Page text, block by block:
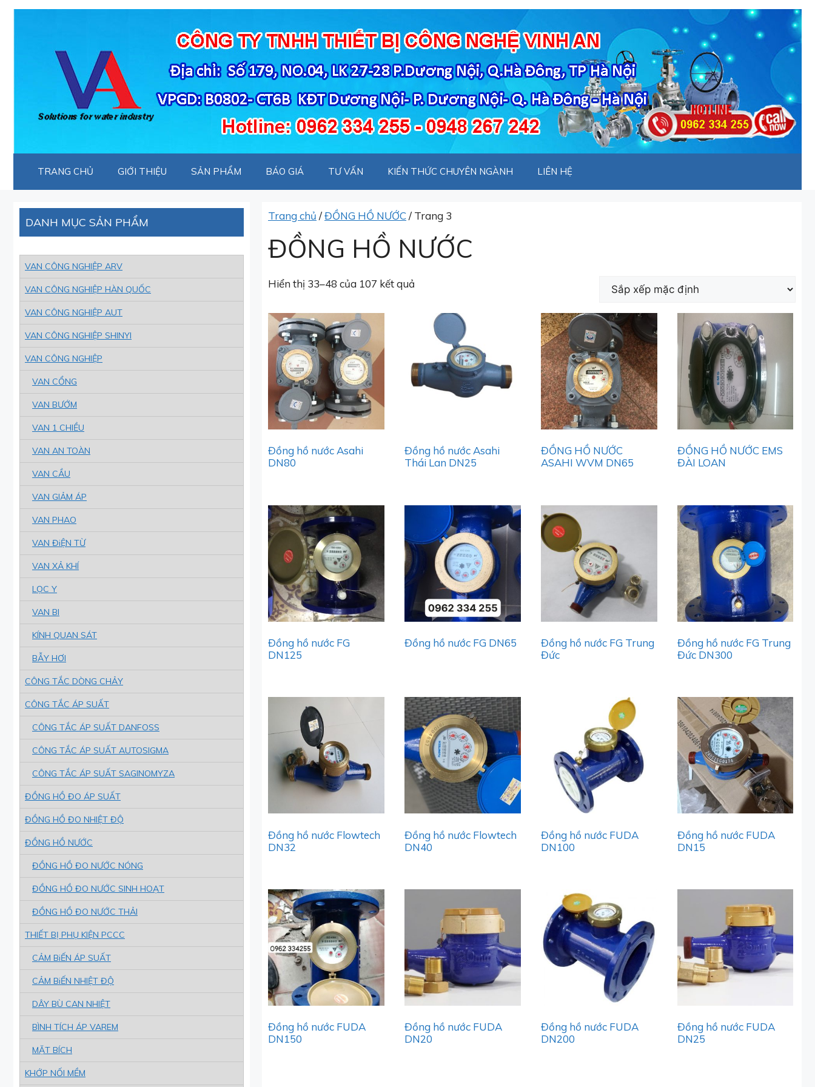
Chuyển
TRANG CHỦ GIỚI THIỆU SẢN PHẨM BÁO GIÁ TƯ VẤN KIẾN THỨC CHUYÊN NGÀNH LIÊN HỆ
Trang chủ /ĐỒNG HỒ NƯỚC/ Trang 3
ĐỒNG HỒ NƯỚC
Hiển thị 33–48 của 107 kết quả
Đồng hồ nước Asahi
DN80
Đồng hồ nước Asahi
Thái Lan DN25
ĐỒNG HỒ NƯỚC
ASAHI WVM DN65
ĐỒNG HỒ NƯỚC EMS
ĐÀI LOAN
Đồng hồ nước FG
DN125
Đồng hồ nước FG DN65
Đồng hồ nước FG Trung
Đức
Đồng hồ nước FG Trung
Đức DN300
Đồng hồ nước Flowtech
DN32
Đồng hồ nước Flowtech
DN40
Đồng hồ nước FUDA
DN100
Đồng hồ nước FUDA
DN15
Đồng hồ nước FUDA
DN150
Đồng hồ nước FUDA
DN20
Đồng hồ nước FUDA
DN200
Đồng hồ nước FUDA
DN25
DANH MỤC SẢN PHẨM
VAN CÔNG NGHIỆP ARV
VAN CÔNG NGHIỆP HÀN QUỐC
VAN CÔNG NGHIỆP AUT
VAN CÔNG NGHIỆP SHINYI
VAN CÔNG NGHIỆP
VAN CỔNG
VAN BƯỚM
VAN 1 CHIỀU
VAN AN TOÀN
VAN CẦU
VAN GIẢM ÁP
VAN PHAO
VAN ĐiỆN TỪ
VAN XẢ KHÍ
LỌC Y
VAN BI
KÍNH QUAN SÁT
BẪY HƠI
CÔNG TẮC DÒNG CHẢY
CÔNG TẮC ÁP SUẤT
CÔNG TẮC ÁP SUẤT DANFOSS
CÔNG TẮC ÁP SUẤT AUTOSIGMA
CÔNG TẮC ÁP SUẤT SAGINOMYZA
ĐỒNG HỒ ĐO ÁP SUẤT
ĐỒNG HỒ ĐO NHIỆT ĐỘ
ĐỒNG HỒ NƯỚC
ĐỒNG HỒ ĐO NƯỚC NÓNG
ĐỒNG HỒ ĐO NƯỚC SINH HOẠT
ĐỒNG HỒ ĐO NƯỚC THẢI
THIẾT BỊ PHỤ KIỆN PCCC
CẢM BiẾN ÁP SUẤT
CẢM BiẾN NHIỆT ĐỘ
DÂY BÙ CAN NHIỆT
BÌNH TÍCH ÁP VAREM
MẶT BÍCH
KHỚP NỐI MỀM